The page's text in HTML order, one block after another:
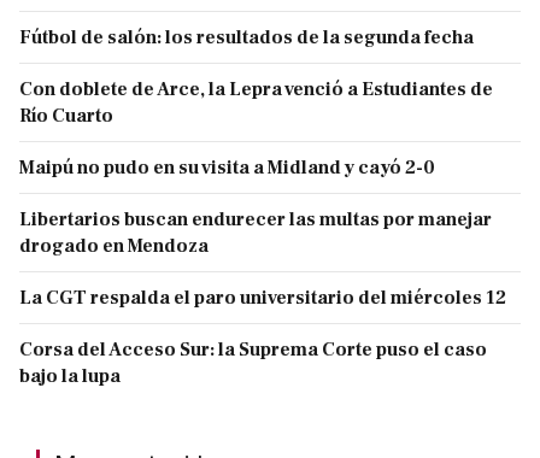
Fútbol de salón: los resultados de la segunda fecha
Con doblete de Arce, la Lepra venció a Estudiantes de
Río Cuarto
Maipú no pudo en su visita a Midland y cayó 2-0
Libertarios buscan endurecer las multas por manejar
drogado en Mendoza
La CGT respalda el paro universitario del miércoles 12
Corsa del Acceso Sur: la Suprema Corte puso el caso
bajo la lupa